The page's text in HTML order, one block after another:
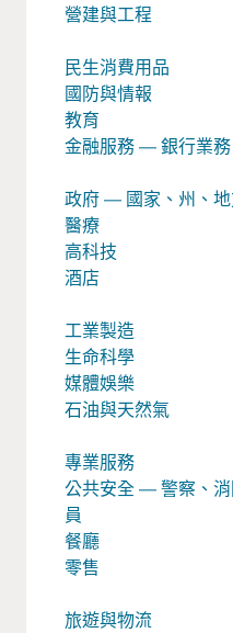
營建與工程
民生消費用品
國防與情報
教育
金融服務 — 銀行業務
政府 — 國家、州、
醫療
高科技
酒店
工業製造
生命科學
媒體娛樂
石油與天然氣
專業服務
公共安全 — 警察、
員
餐廳
零售
旅遊與物流